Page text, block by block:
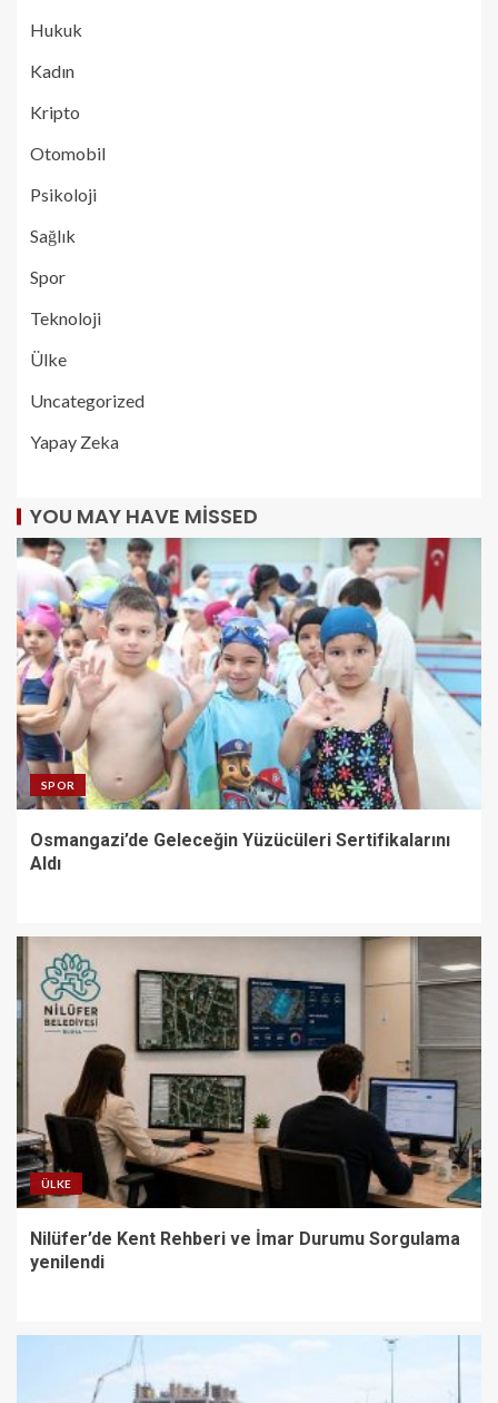
Hukuk
Kadın
Kripto
Otomobil
Psikoloji
Sağlık
Spor
Teknoloji
Ülke
Uncategorized
Yapay Zeka
YOU MAY HAVE MISSED
SPOR
Osmangazi’de Geleceğin Yüzücüleri Sertifikalarını
Aldı
ÜLKE
Nilüfer’de Kent Rehberi ve İmar Durumu Sorgulama
yenilendi